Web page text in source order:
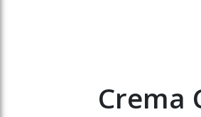
Crema